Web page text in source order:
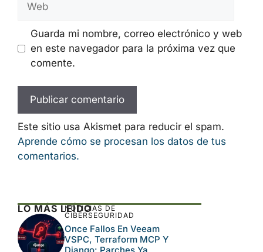
Nombre
Correo
electrónico
Web
Guarda mi nombre, correo electrónico y
Este sitio usa Akismet para reducir el spam.